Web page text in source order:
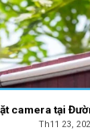
camera tại
Th11 23,